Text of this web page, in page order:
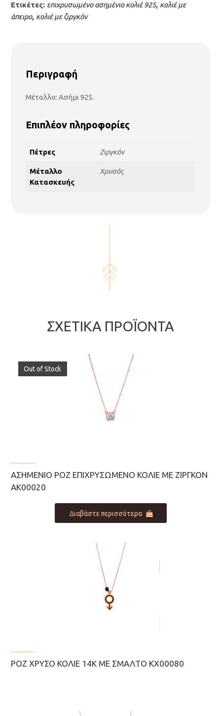
Ετικέτες: επιχρυσωμένο ασημένιο κολιέ 925, κολιέ με
άπειρο, κολιέ με ζιργκόν
Περιγραφή
Μέταλλο: Ασήμι 925.
Επιπλέον πληροφορίες
Πέτρες Ζιργκόν
Μέταλλο
Κατασκευής
Χρυσός
ΣΧΕΤΙΚΆ ΠΡΟΪΌΝΤΑ
Out of Stock
ΑΣΗΜΈΝΙΟ ΡΟΖ ΕΠΙΧΡΥΣΩΜΈΝΟ ΚΟΛΙΈ ΜΕ ΖΙΡΓΚΌΝ
ΑΚ00020
Διαβάστε περισσότερα
ΡΟΖ ΧΡΥΣΌ ΚΟΛΙΈ 14Κ ΜΕ ΣΜΆΛΤΟ ΚΧ00080